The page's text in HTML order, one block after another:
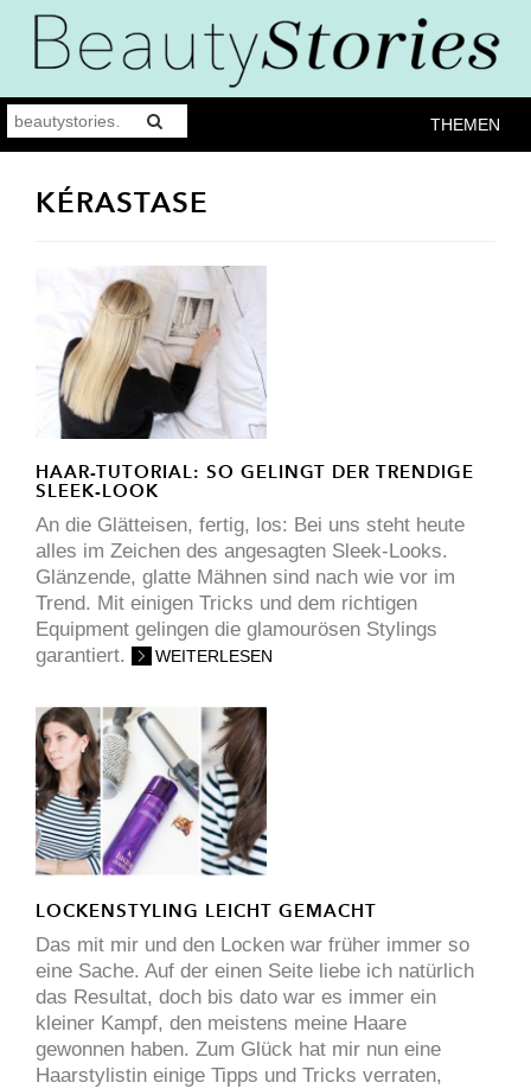
THEMEN
KÉRASTASE
HAAR-TUTORIAL: SO GELINGT DER TRENDIGE
SLEEK-LOOK
An die Glätteisen, fertig, los: Bei uns steht heute
alles im Zeichen des angesagten Sleek-Looks.
Glänzende, glatte Mähnen sind nach wie vor im
Trend. Mit einigen Tricks und dem richtigen
Equipment gelingen die glamourösen Stylings
garantiert.
WEITERLESEN
LOCKENSTYLING LEICHT GEMACHT
Das mit mir und den Locken war früher immer so
eine Sache. Auf der einen Seite liebe ich natürlich
das Resultat, doch bis dato war es immer ein
kleiner Kampf, den meistens meine Haare
gewonnen haben. Zum Glück hat mir nun eine
Haarstylistin einige Tipps und Tricks verraten,